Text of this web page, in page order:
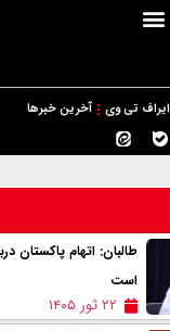
ایراف تی وی آخرین خبرها
طالبان: اتهام پاکستان
است
۲۲ ثور ۱۴۰۵